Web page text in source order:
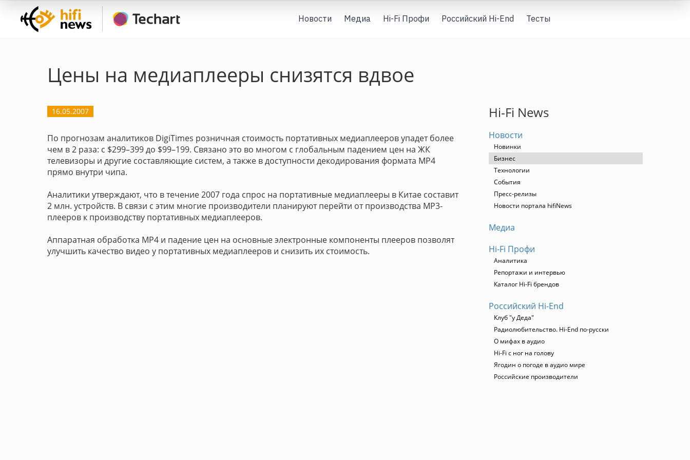
Новости Медиа Hi-Fi Профи Российский Hi-End Тесты
Цены на медиаплееры снизятся вдвое
16.05.2007
По прогнозам аналитиков DigiTimes розничная стоимость портативных медиаплееров упадет более
чем в 2 раза: с $299–399 до $99–199. Связано это во многом с глобальным падением цен на ЖК
телевизоры и другие составляющие систем, а также в доступности декодирования формата MP4
прямо внутри чипа.
Аналитики утверждают, что в течение 2007 года спрос на портативные медиаплееры в Китае составит
2 млн. устройств. В связи с этим многие производители планируют перейти от производства MP3-
плееров к производству портативных медиаплееров.
Аппаратная обработка MP4 и падение цен на основные электронные компоненты плееров позволят
улучшить качество видео у портативных медиаплееров и снизить их стоимость.
Hi-Fi News
Новости
Новинки
Бизнес
Технологии
События
Пресс-релизы
Новости портала hifiNews
Медиа
Hi-Fi Профи
Аналитика
Репортажи и интервью
Каталог Hi-Fi брендов
Российский Hi-End
Клуб "у Деда"
Радиолюбительство. Hi-End по-русски
О мифах в аудио
Hi-Fi с ног на голову
Ягодин о погоде в аудио мире
Российские производители